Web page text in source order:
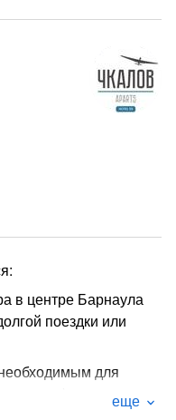
в центре Барнаула
поездки или
для
еще